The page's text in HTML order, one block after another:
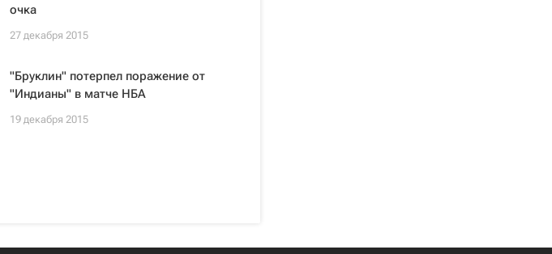
очка
27 декабря 2015
"Бруклин" потерпел поражение от
"Индианы" в матче НБА
19 декабря 2015